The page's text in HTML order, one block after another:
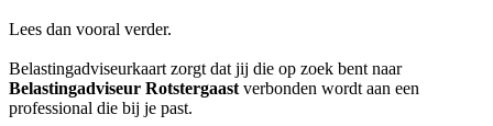
Lees dan vooral verder.
Belastingadviseurkaart zorgt dat jij die op zoek bent naar
Belastingadviseur Rotstergaast verbonden wordt aan een
professional die bij je past.